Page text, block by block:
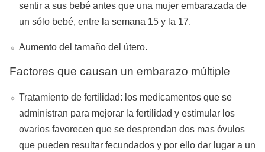
sentir a sus bebé antes que una mujer embarazada de
un sólo bebé, entre la semana 15 y la 17.
Aumento del tamaño del útero.
Factores que causan un embarazo múltiple
Tratamiento de fertilidad: los medicamentos que se
administran para mejorar la fertilidad y estimular los
ovarios favorecen que se desprendan dos mas óvulos
que pueden resultar fecundados y por ello dar lugar a un